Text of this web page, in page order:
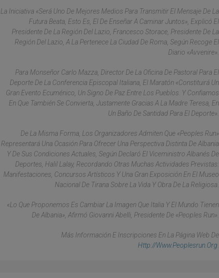
La Iniciativa «será Uno De Mejores Medios Para Transmitir El Mensaje De La
Futura Beata, Esto Es, El De Enseñar A Caminar Juntos», Explicó El
Presidente De La Región Del Lazio, Francesco Storace, Presidente De La
Región Del Lazio, A La Pertenece La Ciudad De Roma, Según Recoge El
Diario «Avvenire».
Para Monseñor Carlo Mazza, Director De La Oficina De Pastoral Para El
Deporte De La Conferencia Episcopal Italiana, El Maratón «constituirá Un
Gran Evento Ecuménico, Un Signo De Paz Entre Los Pueblos. Y Confiamos
En Que También Se Convierta, Justamente Gracias A La Madre Teresa, En
Un Baño De Santidad Para El Deporte».
De La Misma Forma, Los Organizadores Admiten Que «Peoples Run»
Representará Una Ocasión Para Ofrecer Una Perspectiva Distinta De Albania
Y De Sus Condiciones Actuales, Según Declaró El Viceministro Albanés De
Deportes, Halil Lalay, Recordando Otras Muchas Actividades Previstas:
Manifestaciones, Concursos Artísticos Y Una Gran Exposición En El Museo
Nacional De Tirana Sobre La Vida Y Obra De La Religiosa.
«Lo Que Proponemos Es Cambiar La Imagen Que Italia Y El Mundo Tienen
De Albania», Afirmó Giovanni Abelli, Presidente De «Peoples Run».
Más Información E Inscripciones En La Página Web De
Http://www.peoplesrun.org